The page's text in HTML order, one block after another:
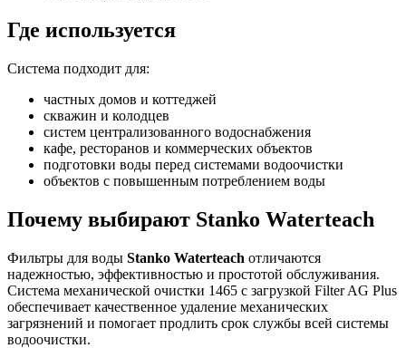
Где используется
Система подходит для:
частных домов и коттеджей
скважин и колодцев
систем централизованного водоснабжения
кафе, ресторанов и коммерческих объектов
подготовки воды перед системами водоочистки
объектов с повышенным потреблением воды
Почему выбирают Stanko Waterteach
Фильтры для воды Stanko Waterteach отличаются
надежностью, эффективностью и простотой обслуживания.
Система механической очистки 1465 с загрузкой Filter AG Plus
обеспечивает качественное удаление механических
загрязнений и помогает продлить срок службы всей системы
водоочистки.